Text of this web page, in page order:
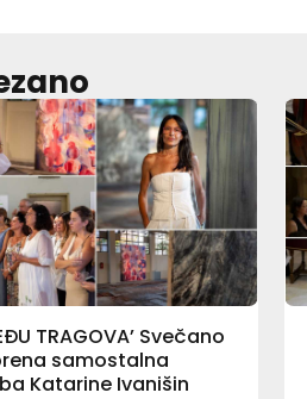
TRAGOVA’ Svečano
samostalna
Katarine Ivanišin